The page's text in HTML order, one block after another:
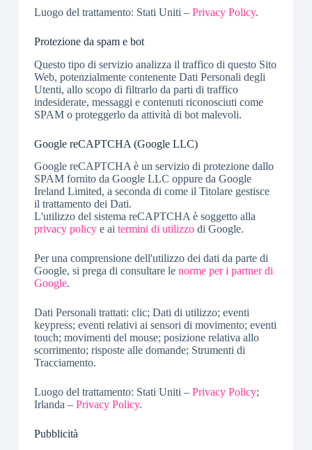
Luogo del trattamento: Stati Uniti –Privacy Policy.
Protezione da spam e bot
Questo tipo di servizio analizza il traffico di questo Sito
Web, potenzialmente contenente Dati Personali degli
Utenti, allo scopo di filtrarlo da parti di traffico
indesiderate, messaggi e contenuti riconosciuti come
SPAM o proteggerlo da attività di bot malevoli.
Google reCAPTCHA (Google LLC)
Google reCAPTCHA è un servizio di protezione dallo
SPAM fornito da Google LLC oppure da Google
Ireland Limited, a seconda di come il Titolare gestisce
il trattamento dei Dati.
L'utilizzo del sistema reCAPTCHA è soggetto alla
privacy policy e aitermini di utilizzo di Google.
Per una comprensione dell'utilizzo dei dati da parte di
Google, si prega di consultare lenorme per i partner di
Google.
Dati Personali trattati: clic; Dati di utilizzo; eventi
keypress; eventi relativi ai sensori di movimento; eventi
touch; movimenti del mouse; posizione relativa allo
scorrimento; risposte alle domande; Strumenti di
Tracciamento.
Luogo del trattamento: Stati Uniti –Privacy Policy;
Irlanda –Privacy Policy.
Pubblicità